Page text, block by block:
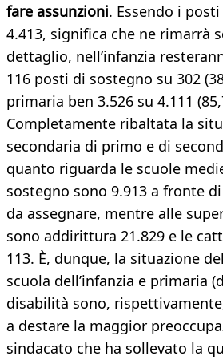
fare assunzioni. Essendo i
4.413, significa che ne rimarrà
dettaglio, nell’infanzia
116 posti di sostegno su 302
primaria ben 3.526 su 4.111
Completamente ribaltata la
secondaria di primo e di
quanto riguarda le scuole
sostegno sono 9.913 a fronte
da assegnare, mentre alle
sono addirittura 21.829 e le
113. È, dunque, la situazione
scuola dell’infanzia e primaria
disabilità sono,
a destare la maggior
sindacato che ha sollevato la